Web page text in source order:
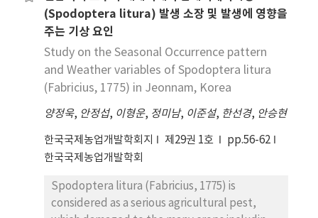
high possibility of control. At this time, the
operating cost of the two types of LED traps
was 80 won/m2 per unit area, and it was
confirmed that both types of moths could be
controlled. In addition, as a result of
confirming the number of two types of
moths caught in the sexual pheromone trap
and two types of LED traps after 4 months, it
was judged that eco-friendly control was
possible as more than 373 moths/trap were
attracted to the two types of moths.
지로 영기에 따라 차이가 나지 않았다. 섭식 간격은
‘interbout interval’로 구분되며 평균 54분마다
섭식을 하였다. 4령기 유충에 Buprofezin
methoxyfenozyde을 1,000ppm과 500ppm의
농도로 처리 시에는 섭식 시간은평균 8~9분으로 감소
하였고, 죽기 전까지 농약을 처리 한 잎의 섭식량은 각
각 55, 176mg으로 조사되었다. 하지만농약을 먹고
않았다.
(Spodoptera litura) 발생 소장 및 발생에 영향을
주는 기상 요인
Study on the Seasonal Occurrence pattern
and Weather variables of Spodoptera litura
(Fabricius, 1775) in Jeonnam, Korea
양정욱, 안정섭, 이형운, 정미남, 이준설, 한선경, 안승현
한국국제농업개발학회지 제29권 1호
pp.56-62
한국국제농업개발학회
Spodoptera litura (Fabricius, 1775) is
considered as a serious agricultural pest,